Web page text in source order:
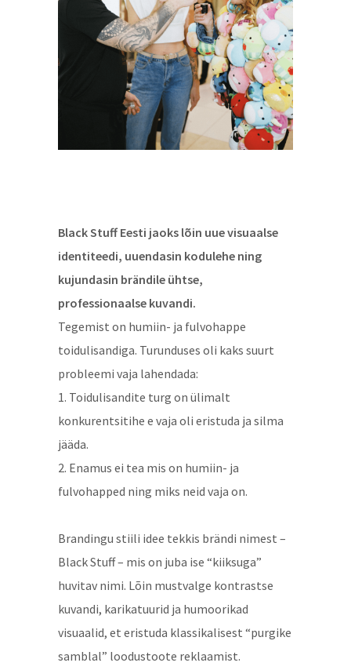
Black Stuff Eesti jaoks lõin uue visuaalse
identiteedi, uuendasin kodulehe ning
kujundasin brändile ühtse,
professionaalse kuvandi.
Tegemist on humiin- ja fulvohappe
toidulisandiga. Turunduses oli kaks suurt
probleemi vaja lahendada:
1. Toidulisandite turg on ülimalt
konkurentsitihe e vaja oli eristuda ja silma
jääda.
2. Enamus ei tea mis on humiin- ja
fulvohapped ning miks neid vaja on.
Brandingu stiili idee tekkis brändi nimest –
Black Stuff – mis on juba ise “kiiksuga”
huvitav nimi. Lõin mustvalge kontrastse
kuvandi, karikatuurid ja humoorikad
visuaalid, et eristuda klassikalisest “purgike
samblal” loodustoote reklaamist.